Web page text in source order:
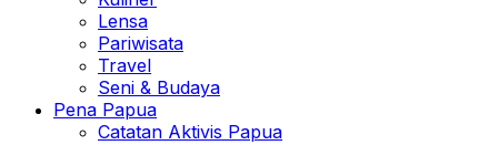
Lensa
Pariwisata
Travel
Seni & Budaya
Pena Papua
Catatan Aktivis Papua